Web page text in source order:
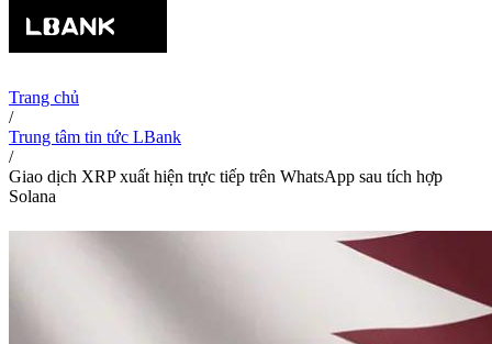
Trang chủ
/
Trung tâm tin tức LBank
/
Giao dịch XRP xuất hiện trực tiếp trên WhatsApp sau tích hợp
Solana